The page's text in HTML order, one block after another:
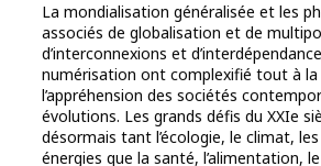
La mondialisation généralisée et les
associés de globalisation et de
d’interconnexions et
numérisation ont complexifié tout à la
l’appréhension des sociétés
évolutions. Les grands défis du XXIe
désormais tant l’écologie, le climat,
énergies que la santé, l’alimentation,